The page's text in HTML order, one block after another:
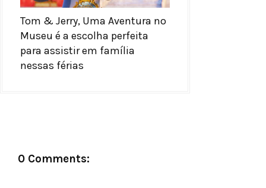
Tom & Jerry, Uma Aventura no
Museu é a escolha perfeita
para assistir em família
nessas férias
0 Comments: